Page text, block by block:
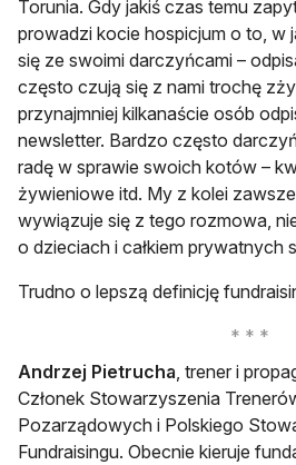
Torunia. Gdy jakiś czas temu
prowadzi kocie hospicjum o to, w
się ze swoimi darczyńcami –
często czują się z nami trochę
przynajmniej kilkanaście osób
newsletter. Bardzo często
radę w sprawie swoich kotów –
żywieniowe itd. My z kolei
wywiązuje się z tego rozmowa,
o dzieciach i całkiem prywatnych
Trudno o lepszą definicję
Andrzej Pietrucha , trener i
Członek Stowarzyszenia
Pozarządowych i Polskiego
Fundraisingu. Obecnie kieruje